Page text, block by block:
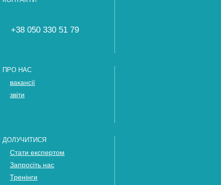
+38 050 330 51 79
ПРО НАС
вакансії
звіти
ДОЛУЧИТИСЯ
Стати експертом
Запросіть нас
Тренінги